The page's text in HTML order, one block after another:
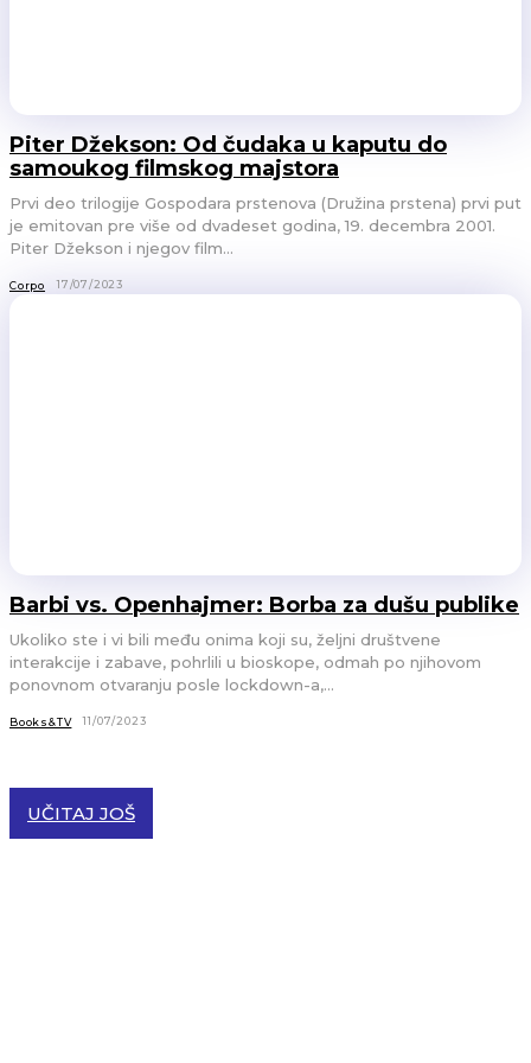
Piter Džekson: Od čudaka u kaputu do
samoukog filmskog majstora
Prvi deo trilogije Gospodara prstenova (Družina prstena) prvi put
je emitovan pre više od dvadeset godina, 19. decembra 2001.
Piter Džekson i njegov film...
Corpo 17/07/2023
Barbi vs. Openhajmer: Borba za dušu publike
Ukoliko ste i vi bili među onima koji su, željni društvene
interakcije i zabave, pohrlili u bioskope, odmah po njihovom
ponovnom otvaranju posle lockdown-a,...
Books&TV 11/07/2023
UČITAJ JOŠ